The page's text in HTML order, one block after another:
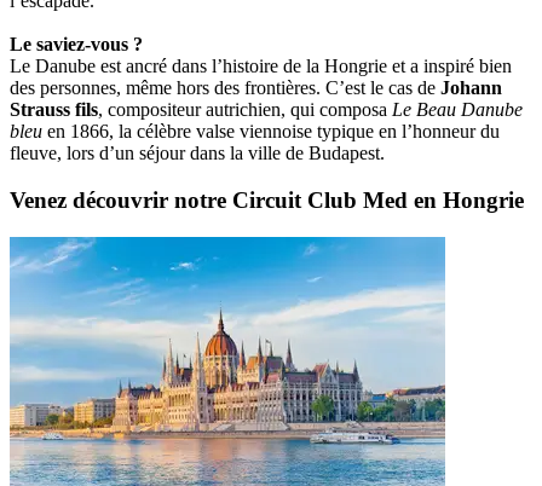
Le saviez-vous ?
Le Danube est ancré dans l’histoire de la Hongrie et a inspiré bien
des personnes, même hors des frontières. C’est le cas de Johann
Strauss fils, compositeur autrichien, qui composa Le Beau Danube
bleu en 1866, la célèbre valse viennoise typique en l’honneur du
fleuve, lors d’un séjour dans la ville de Budapest.
Venez découvrir notre Circuit Club Med en Hongrie